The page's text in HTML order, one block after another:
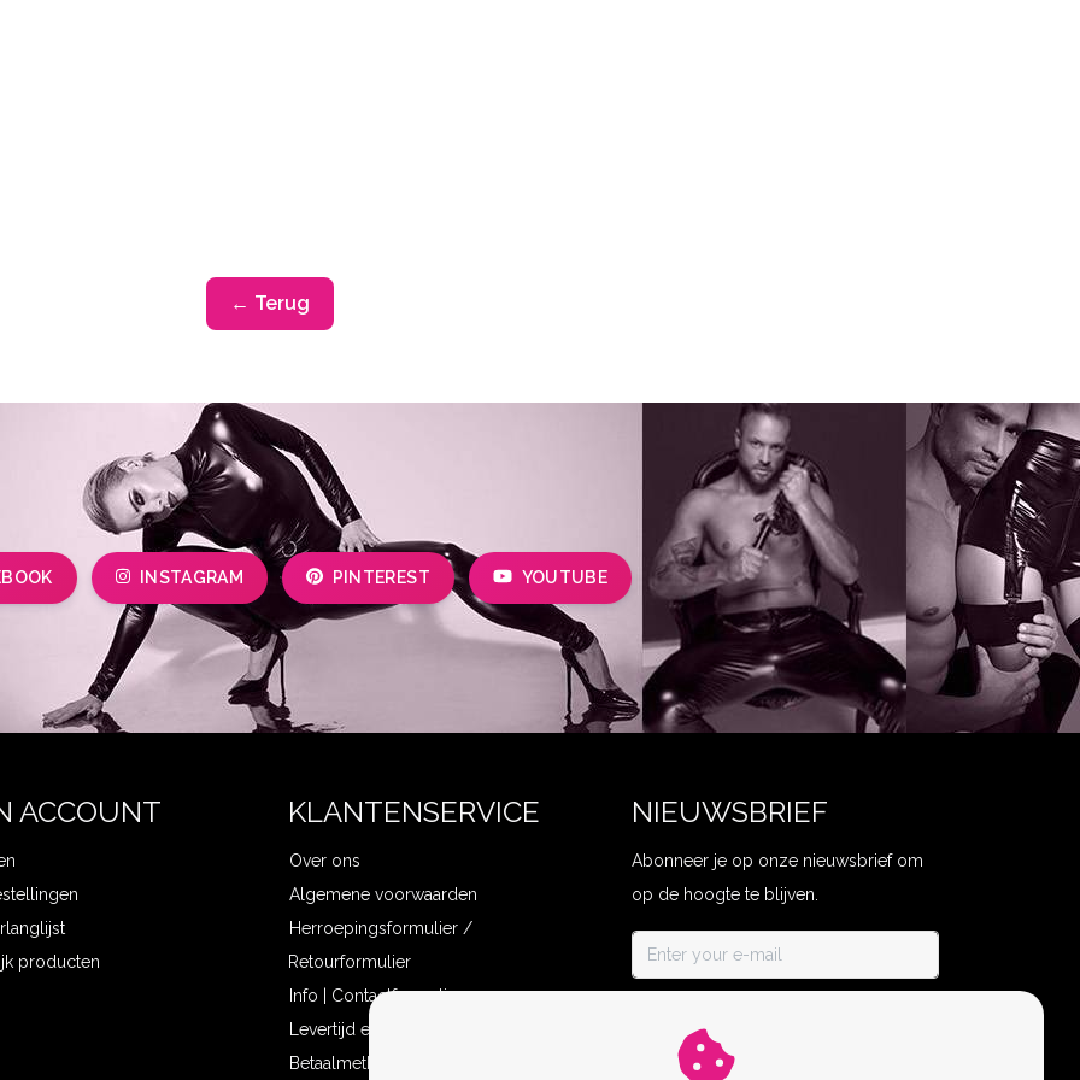
← Terug
INSTAGRAM PINTEREST YOUTUBE
ACCOUNT
producten
KLANTENSERVICE
Over ons
Algemene voorwaarden
Herroepingsformulier /
Retourformulier
Info | Contactformulier
Levertijd en verzendkosten
Betaalmethoden
NIEUWSBRIEF
Abonneer je op onze nieuwsbrief om
op de hoogte te blijven.